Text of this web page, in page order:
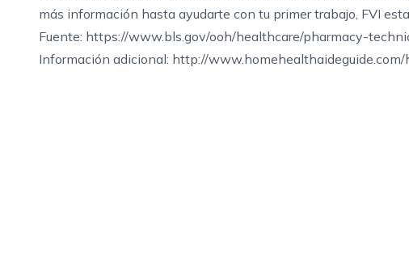
más información hasta ayudarte con tu primer trabajo, FVI
Fuente: https://www.bls.gov/ooh/healthcare/pharmacy-
Información adicional: http://